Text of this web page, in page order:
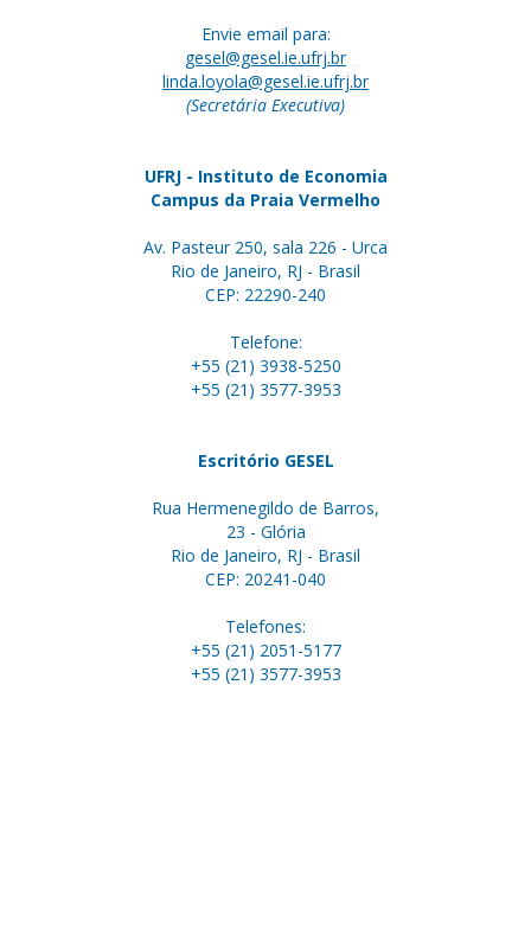
Envie email para:
gesel@gesel.ie.ufrj.br
linda.loyola@gesel.ie.ufrj.br
(Secretária Executiva)
UFRJ - Instituto de Economia
Campus da Praia Vermelho
Av. Pasteur 250, sala 226 - Urca
Rio de Janeiro, RJ - Brasil
CEP: 22290-240
Telefone:
+55 (21) 3938-5250
+55 (21) 3577-3953
Escritório GESEL
Rua Hermenegildo de Barros,
23 - Glória
Rio de Janeiro, RJ - Brasil
CEP: 20241-040
Telefones:
+55 (21) 2051-5177
+55 (21) 3577-3953